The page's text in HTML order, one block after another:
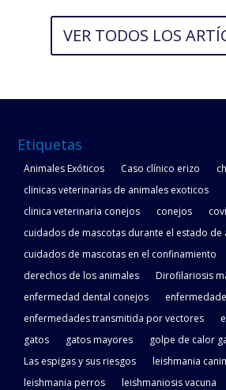
VER TODOS LOS
Etiquetas
Animales Exóticos Caso clínico erizo
clinicas veterinarias de animales exoticos
clinica veterinaria conejos
conejos
cuidados de mascotas durante el estado de
cuidados de mascotas en el confinamiento
derechos de los animales
Dirofilariosis
enfermedad dental conejos
enfermedades transmitida por vectores
gatos
gatos mayores
golpe de calor
Las espigas y sus riesgos
leishmania
leishmania perros
leishmaniosis vacuna